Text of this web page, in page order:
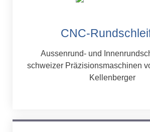
CNC-
Aussenrund- und
schweizer Präzisionsmaschinen
Kellenberger